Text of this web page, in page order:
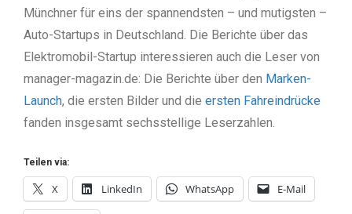
Münchner für eins der spannendsten – und mutigsten –
Auto-Startups in Deutschland. Die Berichte über das
Elektromobil-Startup interessieren auch die Leser von
manager-magazin.de: Die Berichte über den Marken-
Launch, die ersten Bilder und die ersten Fahreindrücke
fanden insgesamt sechsstellige Leserzahlen.
Teilen via:
X LinkedIn WhatsApp E-Mail